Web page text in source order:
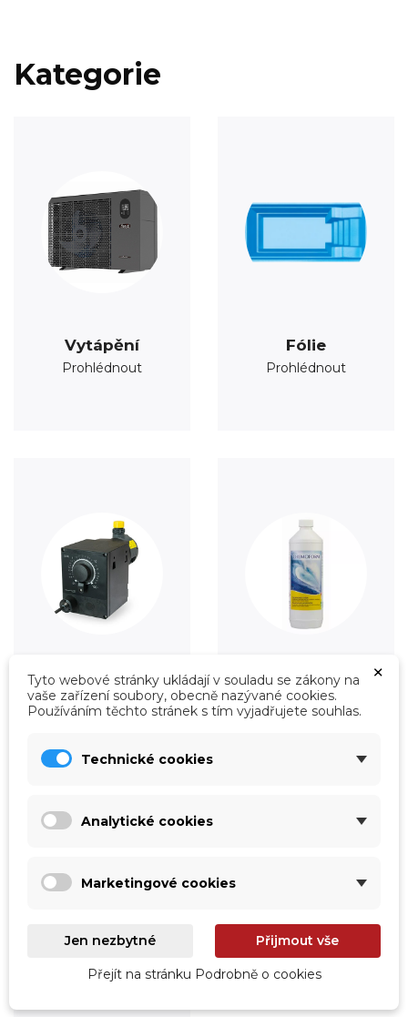
Kategorie
Vytápění
Prohlédnout
Fólie
Prohlédnout
Úprava vody
Prohlédnout
Údržba
Prohlédnout
×
Tyto webové stránky ukládají v souladu se zákony na
vaše zařízení soubory, obecně nazývané cookies.
Používáním těchto stránek s tím vyjadřujete souhlas.
Technické cookies
Analytické cookies
Marketingové cookies
Jen nezbytné Přijmout vše
Přejít na stránku Podrobně o cookies